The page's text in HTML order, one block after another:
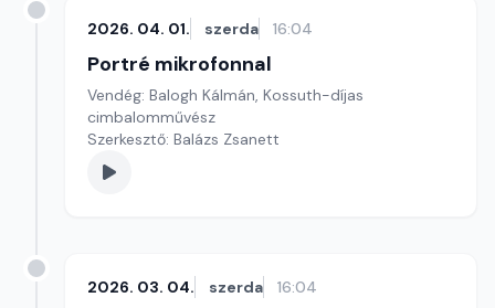
2026. 04. 01. szerda 16:04
Portré mikrofonnal
Vendég: Balogh Kálmán, Kossuth-díjas
cimbalomművész
Szerkesztő: Balázs Zsanett
2026. 03. 04. szerda 16:04